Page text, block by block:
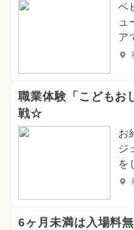
ベ
ュ
ア
職業体験「こどもお
戦☆
お
ジ
を
6ヶ月未満は入場料